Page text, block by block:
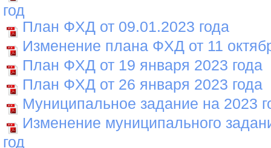
год
План ФХД от 09.01.2023 года
Изменение плана ФХД от 11
План ФХД от 19 января 2023 года
План ФХД от 26 января 2023 года
Муниципальное задание на 2023
Изменение муниципального
год